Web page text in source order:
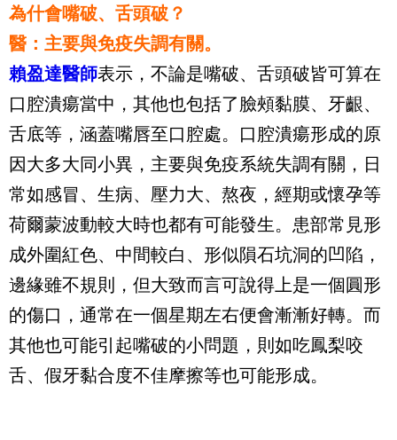
為什會嘴破、舌頭破？
醫：主要與免疫失調有關。
賴盈達醫師表示，不論是嘴破、舌頭破皆可算在
口腔潰瘍當中，其他也包括了臉頰黏膜、牙齦、
舌底等，涵蓋嘴唇至口腔處。口腔潰瘍形成的原
因大多大同小異，主要與免疫系統失調有關，日
常如感冒、生病、壓力大、熬夜，經期或懷孕等
荷爾蒙波動較大時也都有可能發生。患部常見形
成外圍紅色、中間較白、形似隕石坑洞的凹陷，
邊緣雖不規則，但大致而言可說得上是一個圓形
的傷口，通常在一個星期左右便會漸漸好轉。而
其他也可能引起嘴破的小問題，則如吃鳳梨咬
舌、假牙黏合度不佳摩擦等也可能形成。